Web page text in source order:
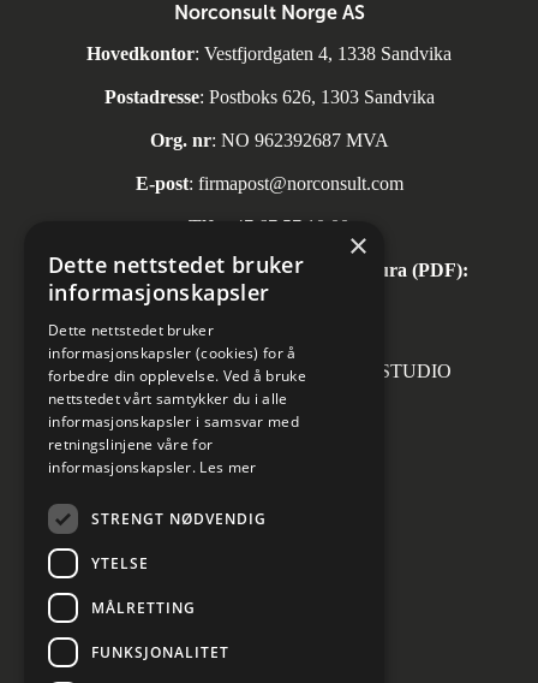
Norconsult Norge AS
Hovedkontor: Vestfjordgaten 4, 1338 Sandvika
Postadresse: Postboks 626, 1303 Sandvika
Org. nr: NO 962392687 MVA
E-post: firmapost@norconsult.com
Tlf: +47 67 57 10 00
Automatisk mottak av inngående faktura (PDF):
invoice.no@norconsult.com
Forsidefoto: RASMUS HJORTSHOJ STUDIO
Cookies innstillinger
×
Dette nettstedet bruker
informasjonskapsler
Dette nettstedet bruker
informasjonskapsler (cookies) for å
forbedre din opplevelse. Ved å bruke
nettstedet vårt samtykker du i alle
informasjonskapsler i samsvar med
retningslinjene våre for
informasjonskapsler. Les mer
STRENGT NØDVENDIG
YTELSE
MÅLRETTING
FUNKSJONALITET